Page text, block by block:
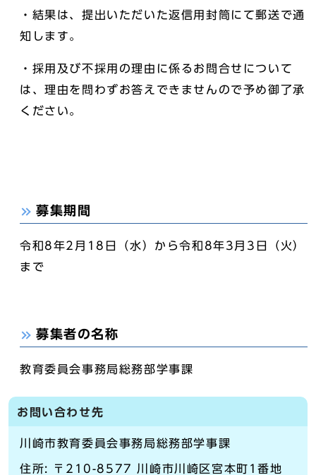
・結果は、提出いただいた返信用封筒にて郵送で通
知します。
・採用及び不採用の理由に係るお問合せについて
は、理由を問わずお答えできませんので予め御了承
ください。
募集期間
令和8年2月18日（水）から令和8年3月3日（火）
まで
募集者の名称
教育委員会事務局総務部学事課
お問い合わせ先
川崎市教育委員会事務局総務部学事課
住所: 〒210-8577 川崎市川崎区宮本町1番地